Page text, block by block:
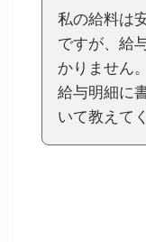
私の給料は
ですが、給
かりません。
給与明細に
いて教えて